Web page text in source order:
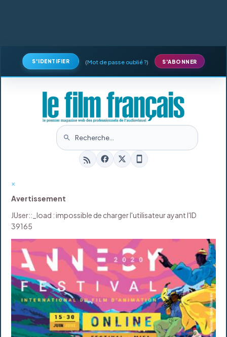
S'IDENTIFIER (Mot de passe oublié ?) S'ABONNER
×
Avertissement
JUser::_load : impossible de charger l'utilisateur ayant l'ID
39165